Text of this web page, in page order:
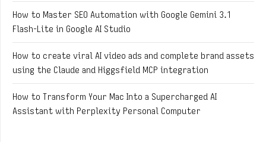
How to Master SEO Automation with Google Gemini 3.1
Flash-Lite in Google AI Studio
How to create viral AI video ads and complete brand assets
using the Claude and Higgsfield MCP integration
How to Transform Your Mac Into a Supercharged AI
Assistant with Perplexity Personal Computer